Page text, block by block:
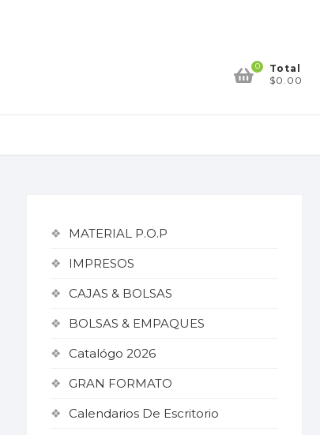
0
Total
$0.00
MATERIAL P.O.P
IMPRESOS
CAJAS & BOLSAS
BOLSAS & EMPAQUES
Catalógo 2026
GRAN FORMATO
Calendarios De Escritorio